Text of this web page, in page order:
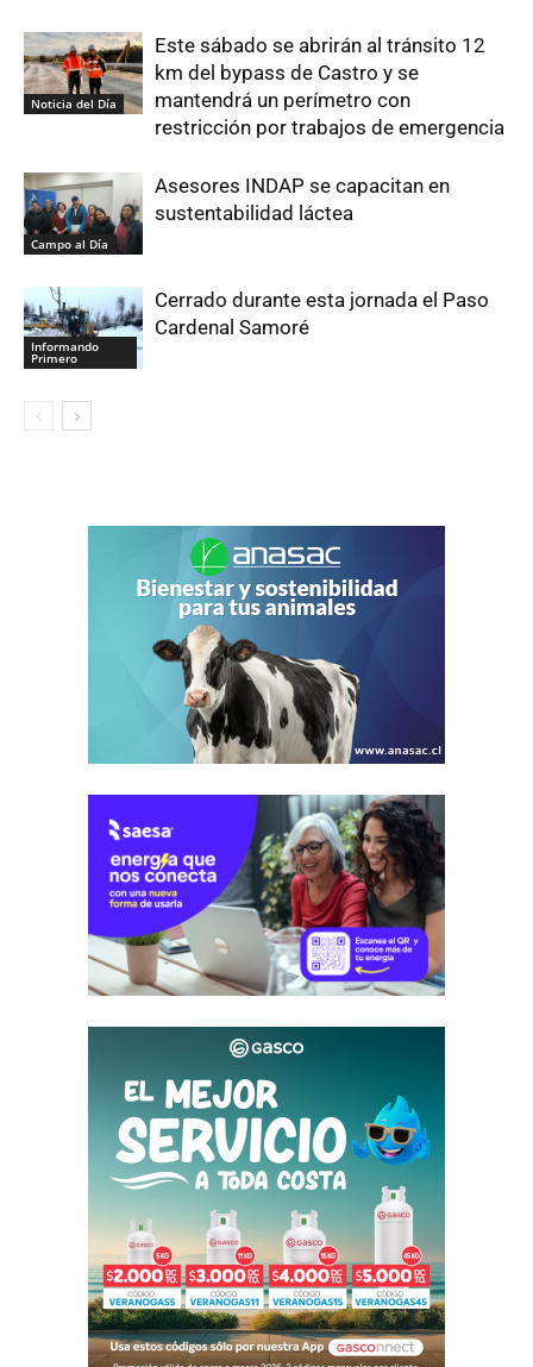
Noticia del Día
Este sábado se abrirán al tránsito 12
km del bypass de Castro y se
mantendrá un perímetro con
restricción por trabajos de emergencia
Campo al Día
Asesores INDAP se capacitan en
sustentabilidad láctea
Informando
Primero
Cerrado durante esta jornada el Paso
Cardenal Samoré